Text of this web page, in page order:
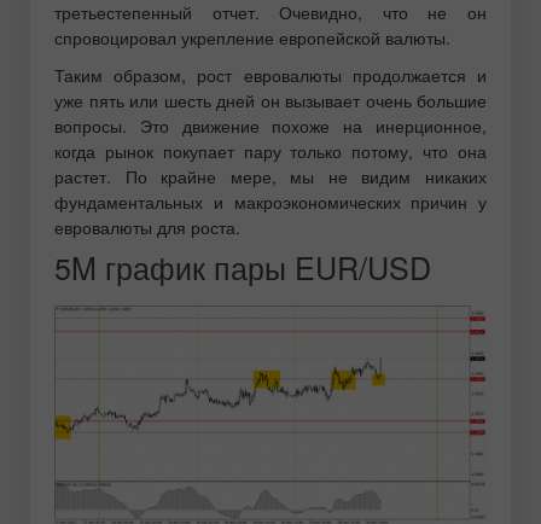
третьестепенный отчет. Очевидно, что не он
спровоцировал укрепление европейской валюты.
Таким образом, рост евровалюты продолжается и
уже пять или шесть дней он вызывает очень большие
вопросы. Это движение похоже на инерционное,
когда рынок покупает пару только потому, что она
растет. По крайне мере, мы не видим никаких
фундаментальных и макроэкономических причин у
евровалюты для роста.
5M график пары EUR/USD